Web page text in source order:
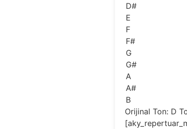
D#
E
F
F#
G
G#
A
A#
B
Orijinal Ton: D